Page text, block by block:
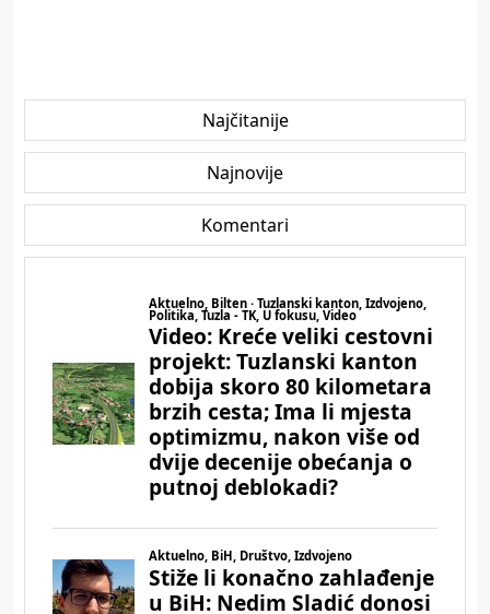
Najčitanije
Najnovije
Komentari